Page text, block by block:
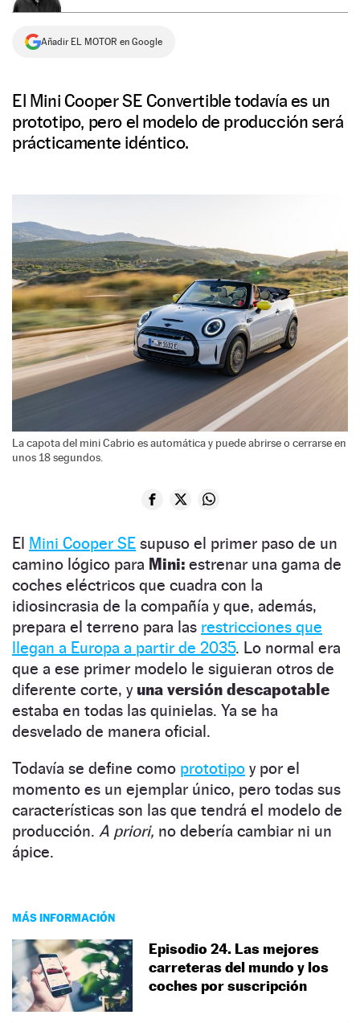
Añadir EL MOTOR en Google
El Mini Cooper SE Convertible todavía es un
prototipo, pero el modelo de producción será
prácticamente idéntico.
La capota del mini Cabrio es automática y puede abrirse o cerrarse en
unos 18 segundos.
El Mini Cooper SE supuso el primer paso de un
camino lógico para Mini: estrenar una gama de
coches eléctricos que cuadra con la
idiosincrasia de la compañía y que, además,
prepara el terreno para las restricciones que
llegan a Europa a partir de 2035. Lo normal era
que a ese primer modelo le siguieran otros de
diferente corte, y una versión descapotable
estaba en todas las quinielas. Ya se ha
desvelado de manera oficial.
Todavía se define como prototipo y por el
momento es un ejemplar único, pero todas sus
características son las que tendrá el modelo de
producción. A priori, no debería cambiar ni un
ápice.
MÁS INFORMACIÓN
Episodio 24. Las mejores
carreteras del mundo y los
coches por suscripción